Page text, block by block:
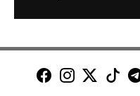
Minuto30 en
Minuto30